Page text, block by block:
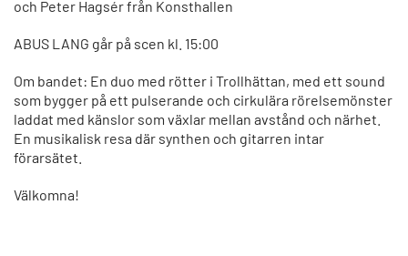
och Peter Hagsér från Konsthallen
ABUS LANG går på scen kl. 15:00
Om bandet: En duo med rötter i Trollhättan, med ett sound
som bygger på ett pulserande och cirkulära rörelsemönster
laddat med känslor som växlar mellan avstånd och närhet.
En musikalisk resa där synthen och gitarren intar
förarsätet.
Välkomna!